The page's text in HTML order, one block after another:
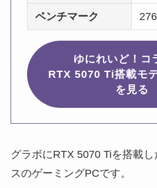
ベンチマーク
ゆにれいど！コ
RTX 5070 Ti搭載モ
を見る
グラボにRTX 5070 Tiを搭載
スのゲーミングPCです。